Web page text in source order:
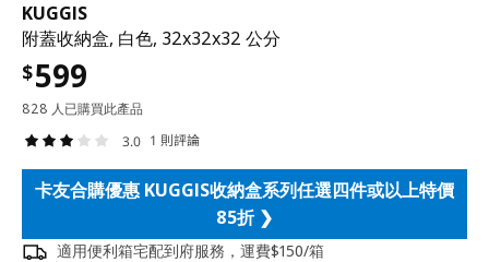
KUGGIS
附蓋收納盒, 白色, 32x32x32 公分
$599
828 人已購買此產品
3.0 1 則評論
卡友合購優惠 KUGGIS收納盒系列任選四件或以上特價
85折 ❯
適用便利箱宅配到府服務，運費$150/箱